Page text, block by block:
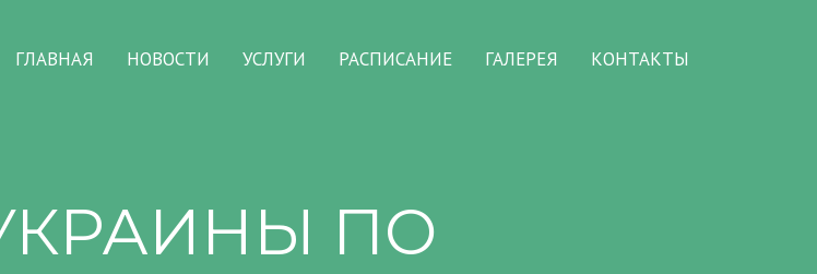
ГЛАВНАЯ НОВОСТИ УСЛУГИ РАСПИСАНИЕ ГАЛЕРЕЯ КОНТАКТЫ
ПО